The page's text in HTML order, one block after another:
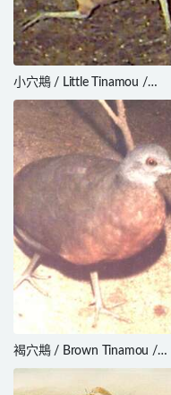
小穴䳍 / Little Tinamou /
Crypturellus soui
褐穴䳍 / Brown Tinamou /
Crypturellus obsoletus